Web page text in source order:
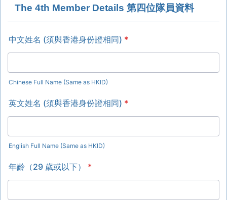
The 4th Member Details 第四位隊員資料
中文姓名 (須與香港身份證相同) *
Chinese Full Name (Same as HKID)
英文姓名 (須與香港身份證相同) *
English Full Name (Same as HKID)
年齡（29 歲或以下） *